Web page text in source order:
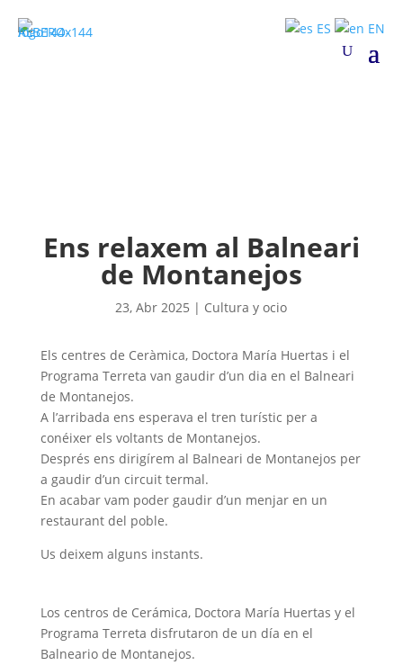
ES EN
Ens relaxem al Balneari
de Montanejos
23, Abr 2025 | Cultura y ocio
Els centres de Ceràmica, Doctora María Huertas i el
Programa Terreta van gaudir d’un dia en el Balneari
de Montanejos.
A l’arribada ens esperava el tren turístic per a
conéixer els voltants de Montanejos.
Després ens dirigírem al Balneari de Montanejos per
a gaudir d’un circuit termal.
En acabar vam poder gaudir d’un menjar en un
restaurant del poble.
Us deixem alguns instants.
Los centros de Cerámica, Doctora María Huertas y el
Programa Terreta disfrutaron de un día en el
Balneario de Montanejos.